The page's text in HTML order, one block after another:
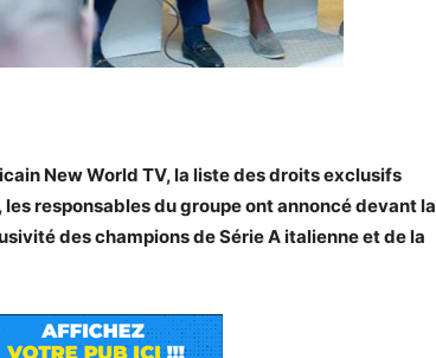
New World TV, la liste des droits exclusifs
responsables du groupe ont annoncé devant la
des champions de Série A italienne et de la